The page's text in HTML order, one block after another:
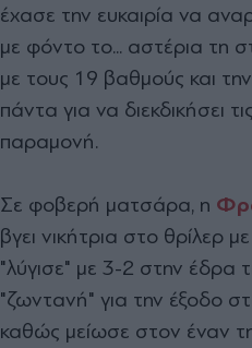
έχασε την ευκαιρία να
με φόντο το... αστέρια τη
με τους 19 βαθμούς και
πάντα για να διεκδικήσει
παραμονή.
Σε φοβερή ματσάρα, η
βγει νικήτρια στο θρίλερ
"λύγισε" με 3-2 στην έδρα
"ζωντανή" για την έξοδο
καθώς μείωσε στον έναν